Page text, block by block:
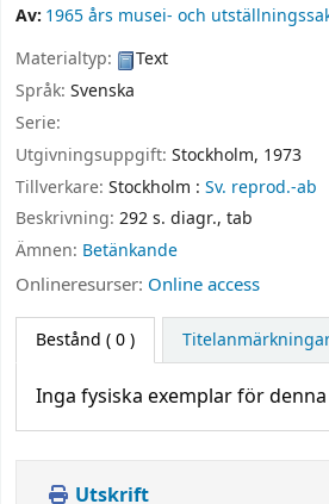
Av: 1965 års musei- och
Materialtyp:
Text
Språk: Svenska
Serie:
Utgivningsuppgift: Stockholm, 1973
Tillverkare: Stockholm : Sv. reprod.-ab
Beskrivning: 292 s. diagr., tab
Ämnen: Betänkande
Onlineresurser: Online access
Bestånd ( 0 )
Inga fysiska exemplar för
Utskrift